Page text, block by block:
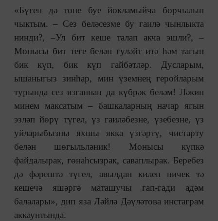
«Бүген дә төне буе йокламыйча борчылып
чыктым. ‒ Сез беләсезме бу гаилә чынлыкта
нинди?, ‒Ул бит кеше талап акча эшли?, ‒
Монысы бит теге белән гуләйт итә һәм тагын
бик күп, бик күп гайбәтләр. Дусларым,
ышаныгыз зинһар, мин үземнең геройларым
турында сез язганнан да күбрәк беләм! Ләкин
минем максатым ‒ башкаларның начар ягын
эзләп йөрү түгел, үз гаиләбезне, үзебезне, үз
уйларыбызны яхшы якка үзгәртү, чистарту
белән шөгыльләник! Монысы күпкә
файдалырак, гөнаһсызрак, саваплырак. Беребез
дә фәрештә түгел, авылдан килеп ничек тә
кешечә яшәргә маташучы гап-гади адәм
балалары», дип яза Ләйлә Дәүләтова инстаграм
аккаунтында.